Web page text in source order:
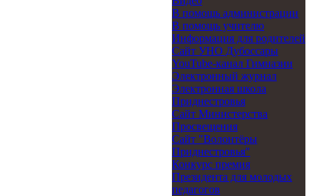
В помощь администрации
В помощь учителю
Информация для родителей
Cайт УНО Дубоссары
YouTube-канал Гимназии
Электронный журнал
Электронная школа
Приднестровья
Сайт Министерства
Просвещения
Сайт "Волонтёры
Приднестровья"
Конкурс премия
Президента для молодых
педагогов